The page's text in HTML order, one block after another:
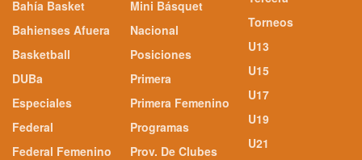
Bahía Basket
Bahienses Afuera
Basketball
DUBa
Especiales
Federal
Federal Femenino
Mini Básquet
Nacional
Posiciones
Primera
Primera Femenino
Programas
Prov. De Clubes
Torneos
U13
U15
U17
U19
U21